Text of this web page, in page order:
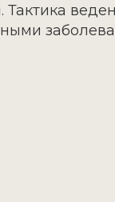
Тактика